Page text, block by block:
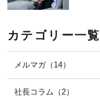
カテゴリー一覧
メルマガ（14）
社長コラム（2）